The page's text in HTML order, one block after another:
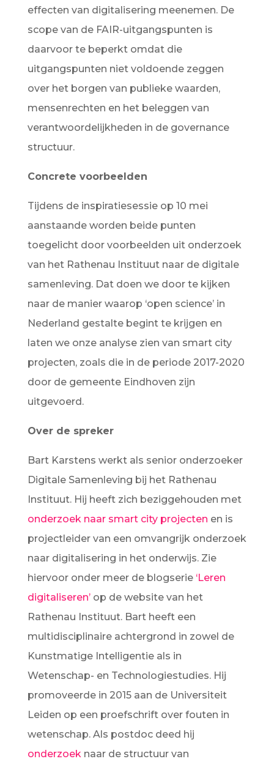
effecten van digitalisering meenemen. De
scope van de FAIR-uitgangspunten is
daarvoor te beperkt omdat die
uitgangspunten niet voldoende zeggen
over het borgen van publieke waarden,
mensenrechten en het beleggen van
verantwoordelijkheden in de governance
structuur.
Concrete voorbeelden
Tijdens de inspiratiesessie op 10 mei
aanstaande worden beide punten
toegelicht door voorbeelden uit onderzoek
van het Rathenau Instituut naar de digitale
samenleving. Dat doen we door te kijken
naar de manier waarop ‘open science’ in
Nederland gestalte begint te krijgen en
laten we onze analyse zien van smart city
projecten, zoals die in de periode 2017-2020
door de gemeente Eindhoven zijn
uitgevoerd.
Over de spreker
Bart Karstens werkt als senior onderzoeker
Digitale Samenleving bij het Rathenau
Instituut. Hij heeft zich beziggehouden met
onderzoek naar smart city projecten en is
projectleider van een omvangrijk onderzoek
naar digitalisering in het onderwijs. Zie
hiervoor onder meer de blogserie ‘Leren
digitaliseren’op de website van het
Rathenau Instituut. Bart heeft een
multidisciplinaire achtergrond in zowel de
Kunstmatige Intelligentie als in
Wetenschap- en Technologiestudies. Hij
promoveerde in 2015 aan de Universiteit
Leiden op een proefschrift over fouten in
wetenschap. Als postdoc deed hij
onderzoeknaar de structuur van